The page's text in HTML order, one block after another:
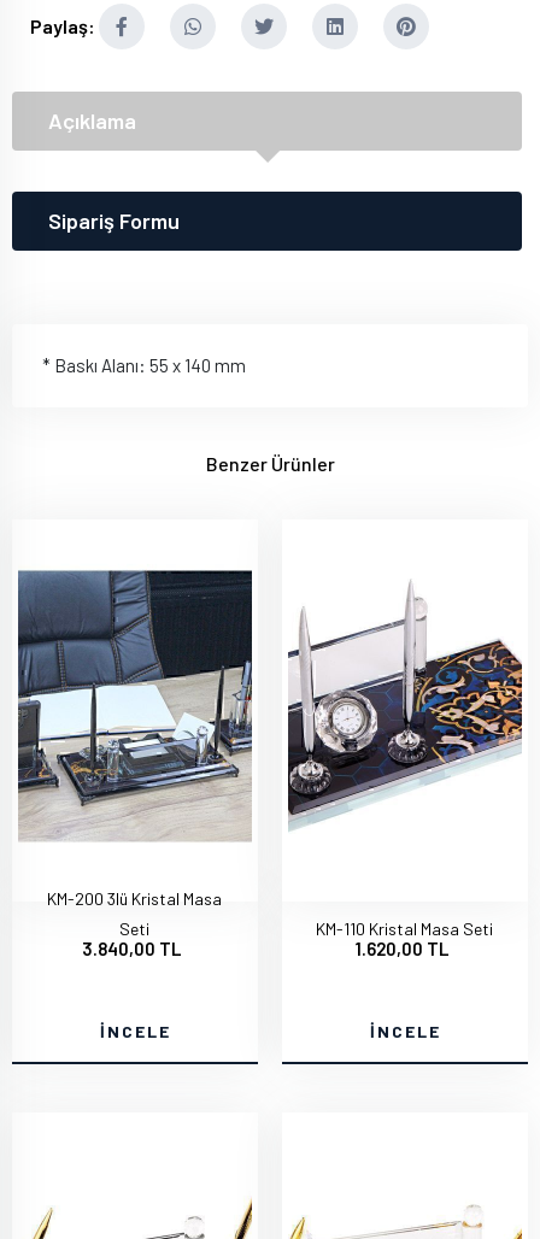
Paylaş:
Açıklama
Sipariş Formu
* Baskı Alanı: 55 x 140 mm
Benzer Ürünler
KM-200 3lü Kristal Masa
Seti
3.840,00 TL
İNCELE
KM-110 Kristal Masa Seti
1.620,00 TL
İNCELE